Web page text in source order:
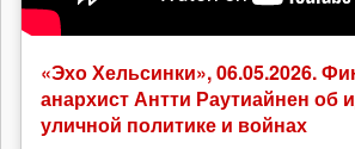
«Эхо Хельсинки», 06.05.2026.
анархист Антти Раутиайнен об
уличной политике и войнах